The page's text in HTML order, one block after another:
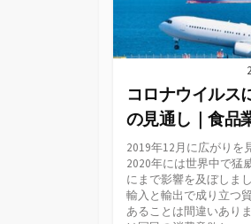
コロナウイルス
の見通し｜食品
2019年12月に広がりを
2020年には世界中で猛
にまで影響を及ぼしまし
輸入と輸出で成り立つ
あることは間違いあり